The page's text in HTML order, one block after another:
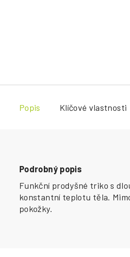
Popis Klíčové vlastnosti
Podrobný popis
Funkční prodyšné triko s
konstantní teplotu těla.
pokožky.